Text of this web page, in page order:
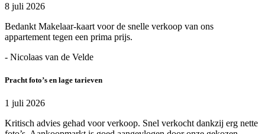
8 juli 2026
Bedankt Makelaar-kaart voor de snelle verkoop van ons
appartement tegen een prima prijs.
- Nicolaas van de Velde
Pracht foto’s en lage tarieven
1 juli 2026
Kritisch advies gehad voor verkoop. Snel verkocht dankzij erg nette